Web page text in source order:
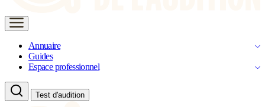
Annuaire
Guides
Espace professionnel
Test d'audition